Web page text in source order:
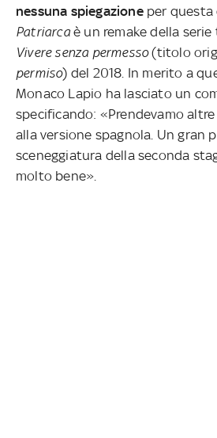
nessuna spiegazione per questa
Patriarcaè un remake della
Vivere senza permesso(titolo
permiso) del 2018. In merito a
Monaco Lapio ha lasciato un
specificando: «Prendevamo
alla versione spagnola. Un gran
sceneggiatura della seconda
molto bene».